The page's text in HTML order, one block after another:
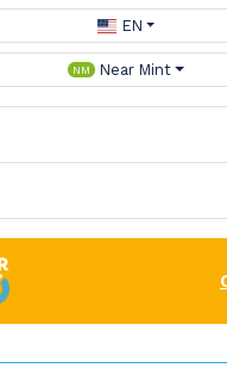
EN
NM Near Mint